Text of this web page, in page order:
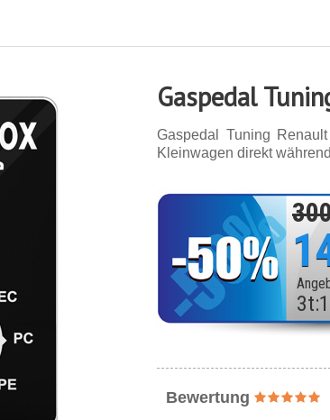
Gaspedal
Gaspedal Tuning
Kleinwagen direkt
3t:
Bewertung